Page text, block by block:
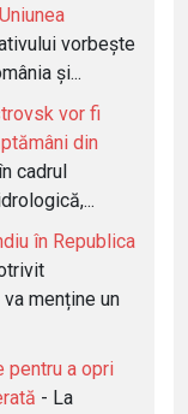
vorbește
și...
vor fi
din
cadrul
în Republica
menține un
pentru a opri
- La